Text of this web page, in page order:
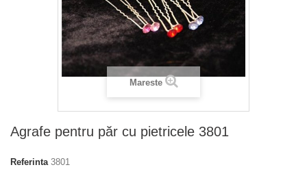
Mareste
Agrafe pentru păr cu pietricele 3801
Referinta 3801